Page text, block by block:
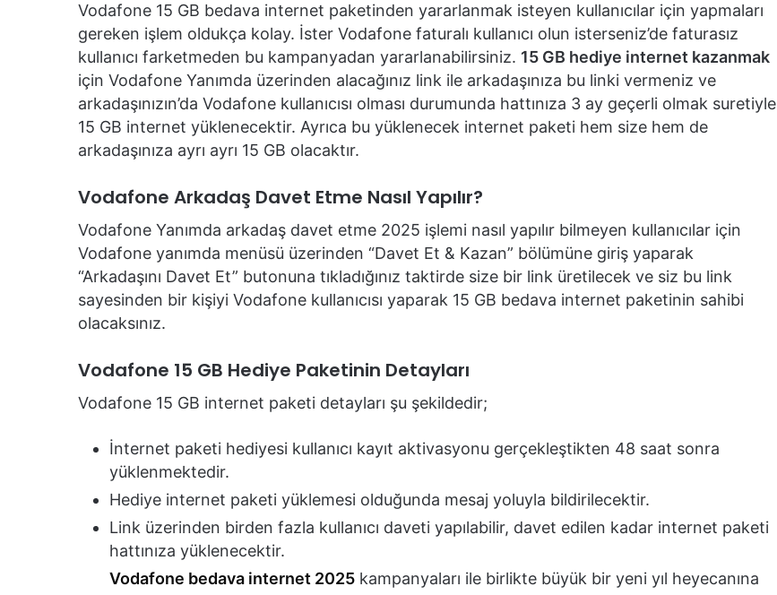
Vodafone 15 GB bedava internet paketinden yararlanmak isteyen kullanıcılar için yapmaları
gereken işlem oldukça kolay. İster Vodafone faturalı kullanıcı olun isterseniz’de faturasız
kullanıcı farketmeden bu kampanyadan yararlanabilirsiniz. 15 GB hediye internet kazanmak
için Vodafone Yanımda üzerinden alacağınız link ile arkadaşınıza bu linki vermeniz ve
arkadaşınızın’da Vodafone kullanıcısı olması durumunda hattınıza 3 ay geçerli olmak suretiyle
15 GB internet yüklenecektir. Ayrıca bu yüklenecek internet paketi hem size hem de
arkadaşınıza ayrı ayrı 15 GB olacaktır.
Vodafone Arkadaş Davet Etme Nasıl Yapılır?
Vodafone Yanımda arkadaş davet etme 2025 işlemi nasıl yapılır bilmeyen kullanıcılar için
Vodafone yanımda menüsü üzerinden “Davet Et & Kazan” bölümüne giriş yaparak
“Arkadaşını Davet Et” butonuna tıkladığınız taktirde size bir link üretilecek ve siz bu link
sayesinden bir kişiyi Vodafone kullanıcısı yaparak 15 GB bedava internet paketinin sahibi
olacaksınız.
Vodafone 15 GB Hediye Paketinin Detayları
Vodafone 15 GB internet paketi detayları şu şekildedir;
İnternet paketi hediyesi kullanıcı kayıt aktivasyonu gerçekleştikten 48 saat sonra
yüklenmektedir.
Hediye internet paketi yüklemesi olduğunda mesaj yoluyla bildirilecektir.
Link üzerinden birden fazla kullanıcı daveti yapılabilir, davet edilen kadar internet paketi
hattınıza yüklenecektir.
Vodafone bedava internet 2025 kampanyaları ile birlikte büyük bir yeni yıl heyecanına